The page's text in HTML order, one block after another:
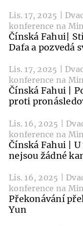
Lis. 17, 2025 |
konference na
Čínská Fahui|
Dafa a pozvedá
Lis. 17, 2025 |
konference na
Čínská Fahui |
proti
Lis. 16, 2025 |
konference na
Čínská Fahui |
nejsou žádné
Lis. 16, 2025 |
konference na
Překonávání
Yun